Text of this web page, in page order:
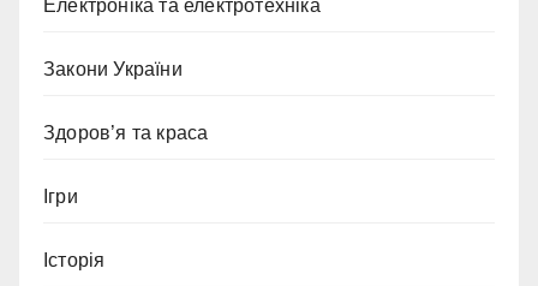
Електроніка та електротехніка
Закони України
Здоров’я та краса
Ігри
Історія